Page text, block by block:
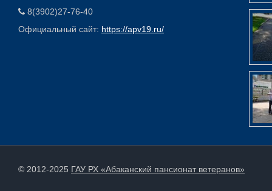
8(3902)27-76-40
Официальный сайт: https://apv19.ru/
© 2012-2025 ГАУ РХ «Абаканский пансионат ветеранов»